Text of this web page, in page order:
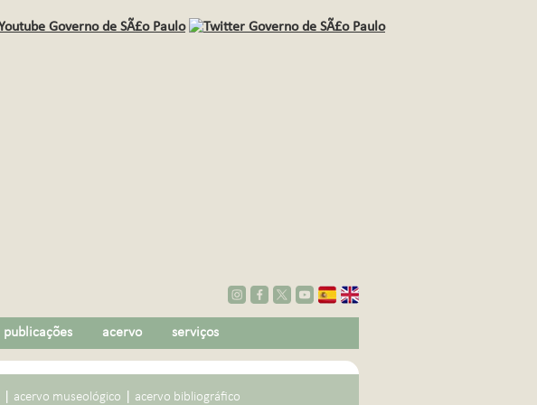
publicações acervo serviços
acervo museológico
acervo bibliográfico